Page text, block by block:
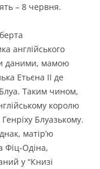
– 8 червня.
англійського
даними, мамою
Етьєна ІІ де
Таким чином,
королю
Блуазькому.
матір’ю
Фіц-Одіна,
у “Книзі